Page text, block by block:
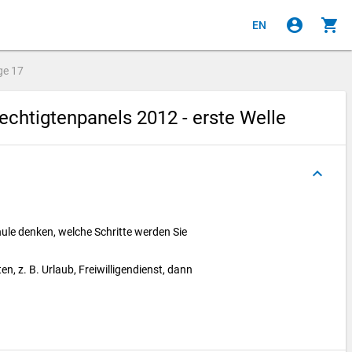
EN account_circle shopping_cart
17
2012 - erste Welle
keyboard_arrow_up
denken, welche Schritte werden Sie
z. B. Urlaub, Freiwilligendienst, dann